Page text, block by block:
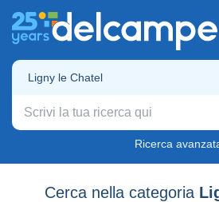
Ligny le Chatel
Ricerca
Cerca nella categoria